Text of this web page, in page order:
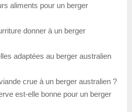
aliments pour un berger
donner à un berger
adaptées au berger australien
crue à un berger australien ?
est-elle bonne pour un berger